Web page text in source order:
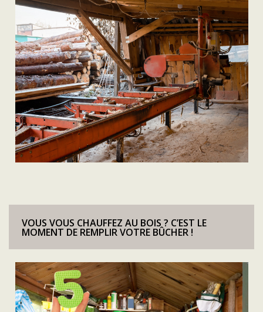
VOUS VOUS CHAUFFEZ AU BOIS ? C’EST LE
MOMENT DE REMPLIR VOTRE BÛCHER !